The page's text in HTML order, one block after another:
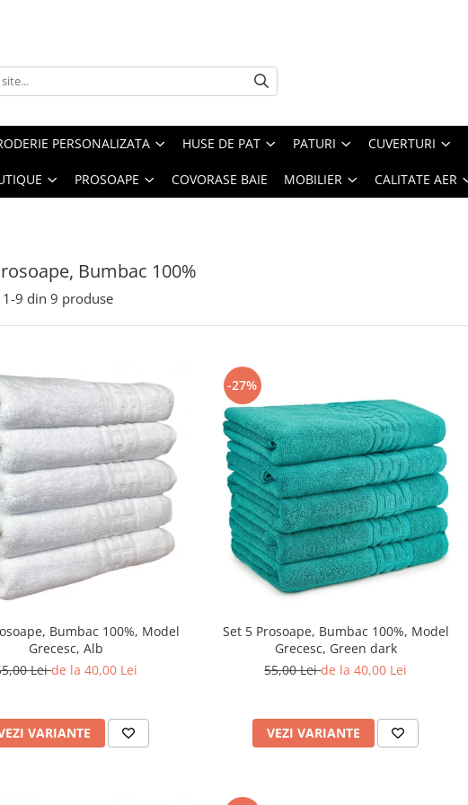
PERSONALIZATA HUSE DE PAT PATURI CUVERTURI
PROSOAPE COVORASE BAIE MOBILIER CALITATE AER
Bumbac 100%
1-9 din 9 produse
Bumbac 100%, Model
Grecesc, Alb
Leide la 40,00 Lei
VARIANTE
-27%
Set 5 Prosoape, Bumbac 100%, Model
Grecesc, Green dark
55,00 Leide la 40,00 Lei
VEZI VARIANTE